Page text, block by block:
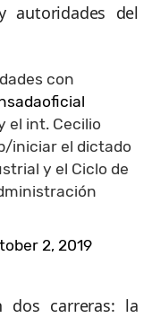
autoridades del
con
el int. Cecilio
iniciar el dictado
y el Ciclo de
2, 2019
dos carreras: la